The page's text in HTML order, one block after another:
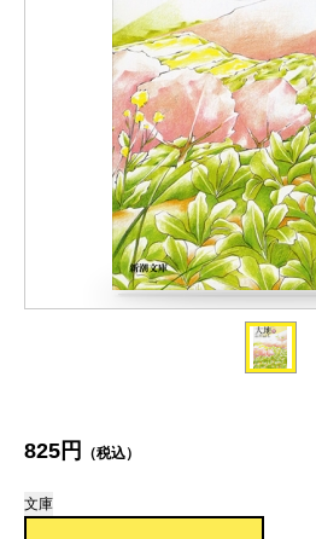
825円 （税込）
文庫